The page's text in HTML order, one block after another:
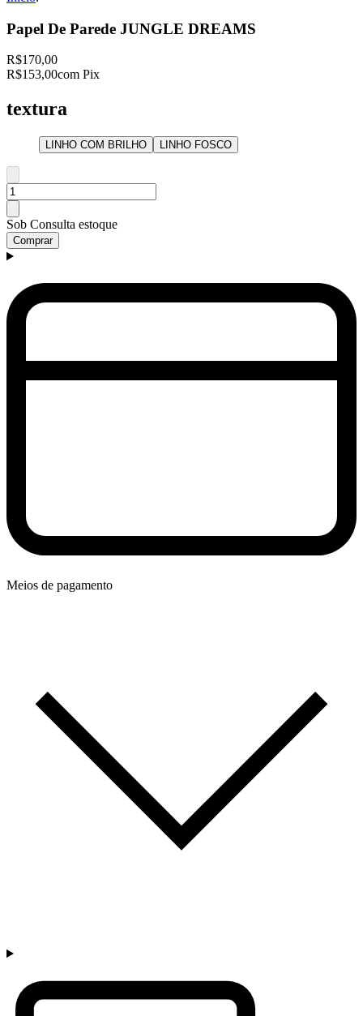
Papel De Parede JUNGLE DREAMS
R$170,00
R$153,00com Pix
textura
LINHO COM BRILHO LINHO FOSCO
Sob Consulta estoque
Comprar
Meios de pagamento